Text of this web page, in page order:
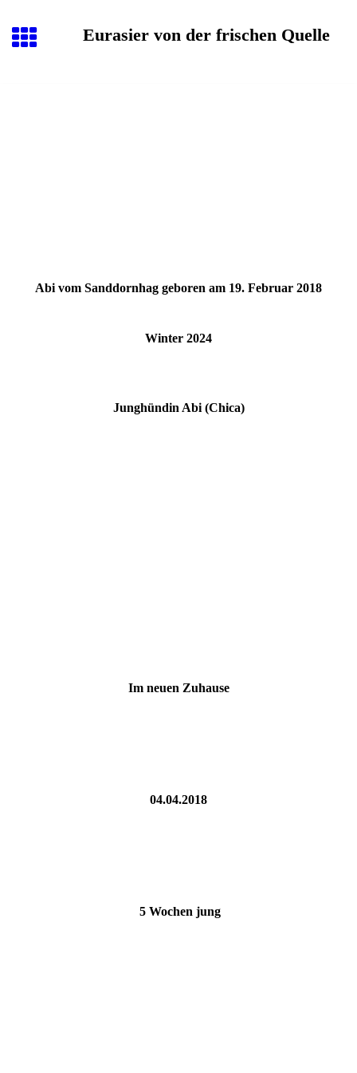
Eurasier von der frischen Quelle
Abi vom Sanddornhag geboren am 19. Februar 2018
Winter 2024
Junghündin Abi (Chica)
Im neuen Zuhause
04.04.2018
5 Wochen jung